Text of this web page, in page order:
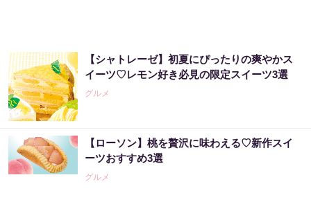
宝くじ当たる人だけが気づいている違い
PR（合同会社デジタルファーム ）
金運下げるの絶対やめて！9割が知らない“貯
金術”
PR（合同会社デジタルファーム ）
【シャトレーゼ】初夏にぴったりの爽やかス
イーツ♡レモン好き必見の限定スイーツ3選
グルメ
【ローソン】桃を贅沢に味わえる♡新作スイ
ーツおすすめ3選
グルメ